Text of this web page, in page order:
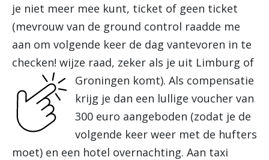
je niet meer mee kunt, ticket of geen ticket
(mevrouw van de ground control raadde me
aan om volgende keer de dag vantevoren in te
checken! wijze raad, zeker als je uit Limburg of
Groningen komt). Als compensatie
krijg je dan een lullige voucher van
300 euro aangeboden (zodat je de
volgende keer weer met de hufters
moet) en een hotel overnachting. Aan taxi